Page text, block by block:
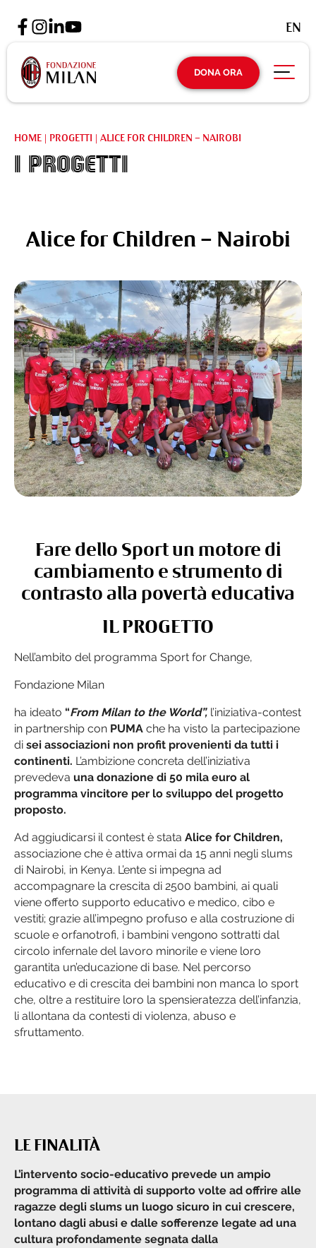
DONA ORA
EN
HOME | PROGETTI | ALICE FOR CHILDREN – NAIROBI
I Progetti
Alice for Children – Nairobi
Fare dello Sport un motore di
cambiamento e strumento di
contrasto alla povertà educativa
IL PROGETTO
Nell’ambito del programma Sport for Change,
Fondazione Milan
ha ideato “From Milan to the World”, l’iniziativa-contest
in partnership con PUMA che ha visto la partecipazione
di sei associazioni non profit provenienti da tutti i
continenti. L’ambizione concreta dell’iniziativa
prevedeva una donazione di 50 mila euro al
programma vincitore per lo sviluppo del progetto
proposto.
Ad aggiudicarsi il contest è stata Alice for Children,
associazione che è attiva ormai da 15 anni negli slums
di Nairobi, in Kenya. L’ente si impegna ad
accompagnare la crescita di 2500 bambini, ai quali
viene offerto supporto educativo e medico, cibo e
vestiti; grazie all’impegno profuso e alla costruzione di
scuole e orfanotrofi, i bambini vengono sottratti dal
circolo infernale del lavoro minorile e viene loro
garantita un’educazione di base. Nel percorso
educativo e di crescita dei bambini non manca lo sport
che, oltre a restituire loro la spensieratezza dell’infanzia,
li allontana da contesti di violenza, abuso e
sfruttamento.
LE FINALITÀ
L’intervento socio-educativo prevede un ampio
programma di attività di supporto volte ad offrire alle
ragazze degli slums un luogo sicuro in cui crescere,
lontano dagli abusi e dalle sofferenze legate ad una
cultura profondamente segnata dalla